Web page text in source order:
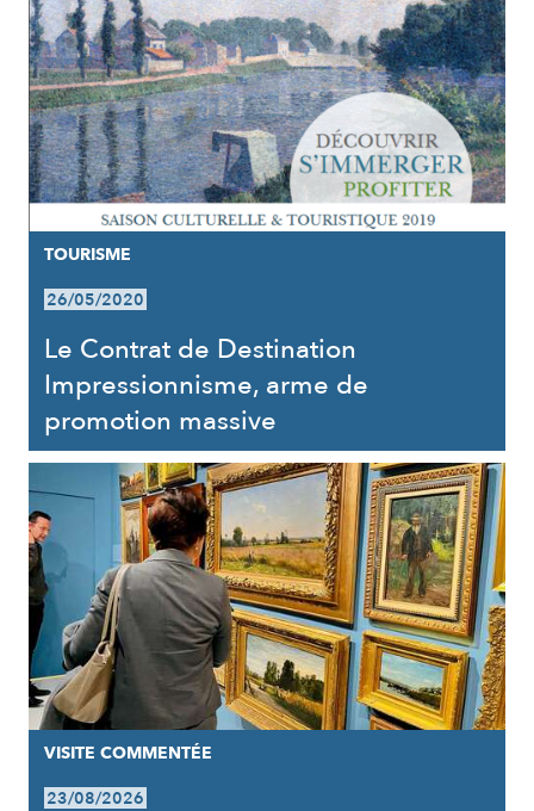
TOURISME
26/05/2020
Le Contrat de Destination
Impressionnisme, arme de
promotion massive
VISITE COMMENTÉE
23/08/2026